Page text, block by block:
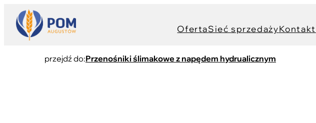
OfertaSieć sprzedażyKontakt
przejdź do:Przenośniki ślimakowe z napędem hydrualicznym